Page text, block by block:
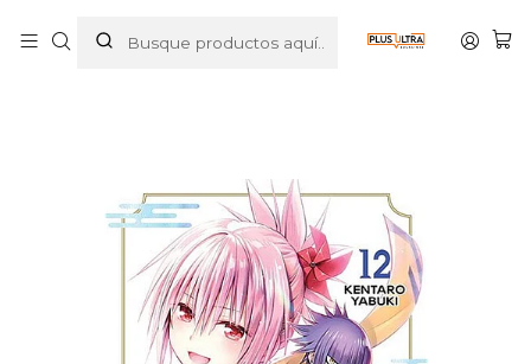
AYAKASHI TRIANGLE 12 - IVREA ESPANA